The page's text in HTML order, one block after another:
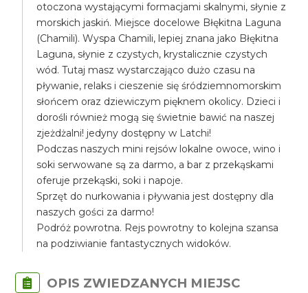
otoczona wystającymi formacjami skalnymi, słynie z
morskich jaskiń. Miejsce docelowe Błękitna Laguna
(Chamili). Wyspa Chamili, lepiej znana jako Błękitna
Laguna, słynie z czystych, krystalicznie czystych
wód. Tutaj masz wystarczająco dużo czasu na
pływanie, relaks i cieszenie się śródziemnomorskim
słońcem oraz dziewiczym pięknem okolicy. Dzieci i
dorośli również mogą się świetnie bawić na naszej
zjeżdżalni! jedyny dostępny w Latchi!
Podczas naszych mini rejsów lokalne owoce, wino i
soki serwowane są za darmo, a bar z przekąskami
oferuje przekąski, soki i napoje.
Sprzęt do nurkowania i pływania jest dostępny dla
naszych gości za darmo!
Podróż powrotna. Rejs powrotny to kolejna szansa
na podziwianie fantastycznych widoków.
OPIS ZWIEDZANYCH MIEJSC